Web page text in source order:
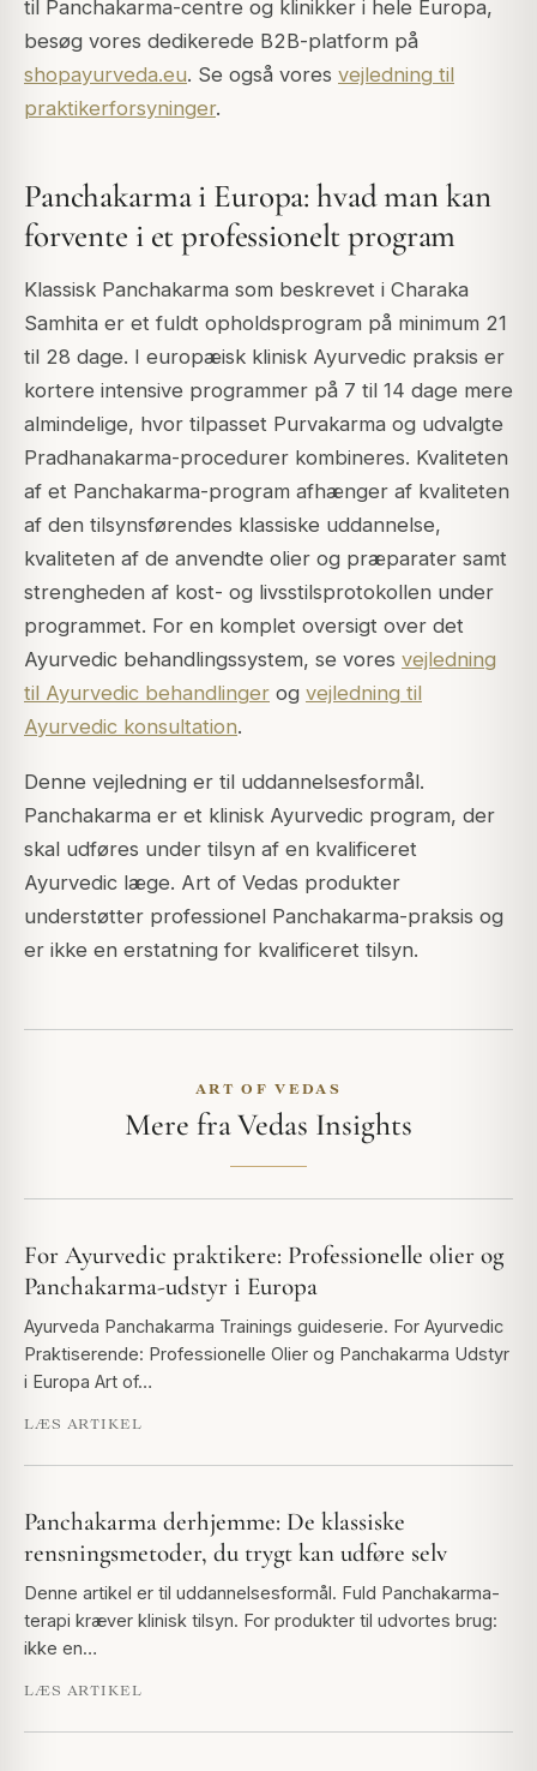
til Panchakarma-centre og klinikker i hele Europa,
besøg vores dedikerede B2B-platform på
shopayurveda.eu. Se også vores vejledning til
praktikerforsyninger.
Panchakarma i Europa: hvad man kan
forvente i et professionelt program
Klassisk Panchakarma som beskrevet i Charaka
Samhita er et fuldt opholdsprogram på minimum 21
til 28 dage. I europæisk klinisk Ayurvedic praksis er
kortere intensive programmer på 7 til 14 dage mere
almindelige, hvor tilpasset Purvakarma og udvalgte
Pradhanakarma-procedurer kombineres. Kvaliteten
af et Panchakarma-program afhænger af kvaliteten
af den tilsynsførendes klassiske uddannelse,
kvaliteten af de anvendte olier og præparater samt
strengheden af kost- og livsstilsprotokollen under
programmet. For en komplet oversigt over det
Ayurvedic behandlingssystem, se vores vejledning
til Ayurvedic behandlinger og vejledning til
Ayurvedic konsultation.
Denne vejledning er til uddannelsesformål.
Panchakarma er et klinisk Ayurvedic program, der
skal udføres under tilsyn af en kvalificeret
Ayurvedic læge. Art of Vedas produkter
understøtter professionel Panchakarma-praksis og
er ikke en erstatning for kvalificeret tilsyn.
ART OF VEDAS
Mere fra Vedas Insights
For Ayurvedic praktikere: Professionelle olier og
Panchakarma-udstyr i Europa
Ayurveda Panchakarma Trainings guideserie. For Ayurvedic
Praktiserende: Professionelle Olier og Panchakarma Udstyr
i Europa Art of…
LÆS ARTIKEL
Panchakarma derhjemme: De klassiske
rensningsmetoder, du trygt kan udføre selv
Denne artikel er til uddannelsesformål. Fuld Panchakarma-
terapi kræver klinisk tilsyn. For produkter til udvortes brug:
ikke en…
LÆS ARTIKEL